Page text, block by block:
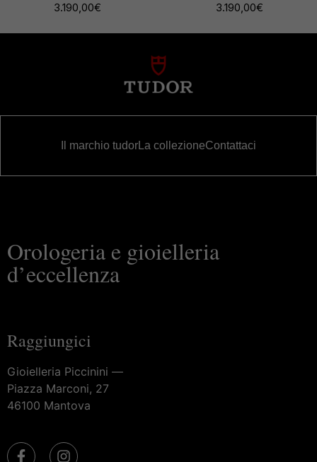
3.190,00€ 3.190,00€
Il marchio tudorLa collezioneContattaci
Orologeria e gioielleria
d’eccellenza
Raggiungici
Gioielleria Piccinini —
Piazza Marconi, 27
46100 Mantova